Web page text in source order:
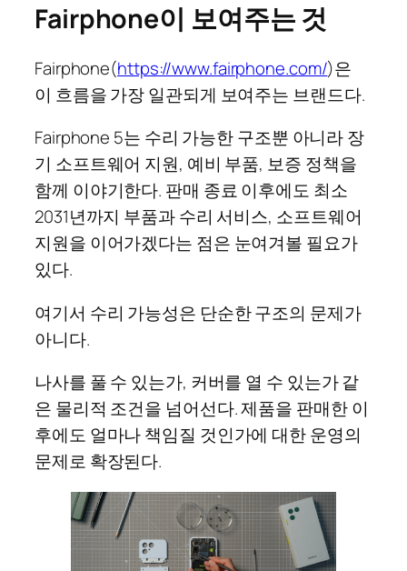
Fairphone이 보여주는 것
Fairphone(https://www.fairphone.com/)은
이 흐름을 가장 일관되게 보여주는 브랜드다.
Fairphone 5는 수리 가능한 구조뿐 아니라 장
기 소프트웨어 지원, 예비 부품, 보증 정책을
함께 이야기한다. 판매 종료 이후에도 최소
2031년까지 부품과 수리 서비스, 소프트웨어
지원을 이어가겠다는 점은 눈여겨볼 필요가
있다.
여기서 수리 가능성은 단순한 구조의 문제가
아니다.
나사를 풀 수 있는가, 커버를 열 수 있는가 같
은 물리적 조건을 넘어선다. 제품을 판매한 이
후에도 얼마나 책임질 것인가에 대한 운영의
문제로 확장된다.